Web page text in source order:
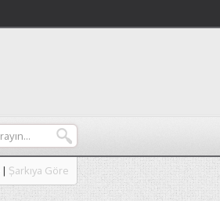
| Şarkıya Göre